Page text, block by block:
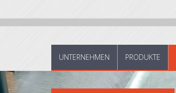
UNTERNEHMEN PRODUKTE